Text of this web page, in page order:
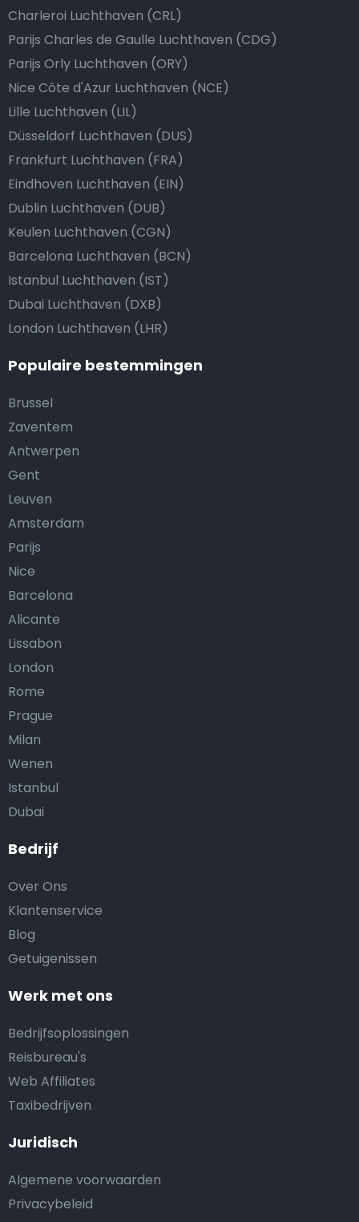
Bedrijf
Over Ons
Klantenservice
Blog
Getuigenissen
Werk met ons
Bedrijfsoplossingen
Reisbureau's
Web Affiliates
Taxibedrijven
Juridisch
Algemene voorwaarden
Privacybeleid
Charleroi Luchthaven (CRL)
Parijs Charles de Gaulle Luchthaven (CDG)
Parijs Orly Luchthaven (ORY)
Nice Côte d'Azur Luchthaven (NCE)
Lille Luchthaven (LIL)
Düsseldorf Luchthaven (DUS)
Frankfurt Luchthaven (FRA)
Eindhoven Luchthaven (EIN)
Dublin Luchthaven (DUB)
Keulen Luchthaven (CGN)
Barcelona Luchthaven (BCN)
Istanbul Luchthaven (IST)
Dubai Luchthaven (DXB)
London Luchthaven (LHR)
Populaire bestemmingen
Brussel
Zaventem
Antwerpen
Gent
Leuven
Amsterdam
Parijs
Nice
Barcelona
Alicante
Lissabon
London
Rome
Prague
Milan
Wenen
Istanbul
Dubai